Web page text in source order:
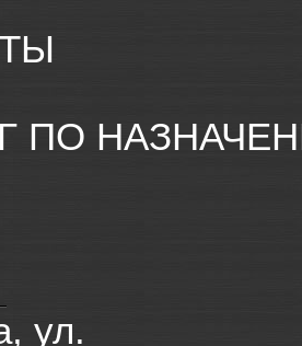
ПО
ул.